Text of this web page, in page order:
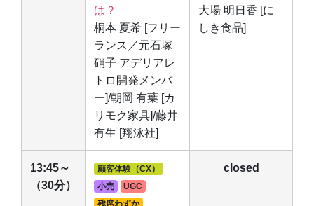
は？
桐本 夏希 [フリー
ランス／元石塚
硝子 アデリアレ
トロ開発メンバ
ー]/朝岡 有葉 [カ
リモク家具]/藤井
有生 [翔泳社]
大場 明日香 [に
しき食品]
13:45～
（30分）
顧客体験（CX）
小売
UGC
残席わずか
closed